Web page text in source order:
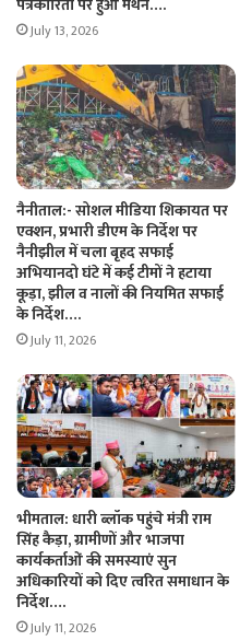
पत्रकारिता पर हुआ मंथन….
July 13, 2026
नैनीताल:- सोशल मीडिया शिकायत पर
एक्शन, प्रभारी डीएम के निर्देश पर
नैनीझील में चला बृहद सफाई
अभियानदो घंटे में कई टीमों ने हटाया
कूड़ा, झील व नालों की नियमित सफाई
के निर्देश….
July 11, 2026
भीमताल: धारी ब्लॉक पहुंचे मंत्री राम
सिंह कैड़ा, ग्रामीणों और भाजपा
कार्यकर्ताओं की समस्याएं सुन
अधिकारियों को दिए त्वरित समाधान के
निर्देश….
July 11, 2026